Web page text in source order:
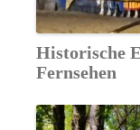
Historische
Fernsehen